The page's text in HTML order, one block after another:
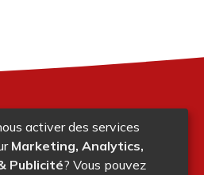
activer des services
Marketing, Analytics,
Publicité? Vous pouvez